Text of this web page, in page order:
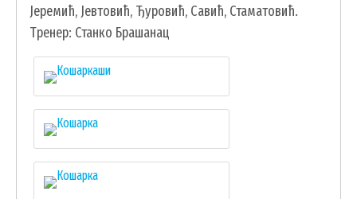
Јеремић, Јевтовић, Ђуровић, Савић, Стаматовић.
Тренер: Станко Брашанац